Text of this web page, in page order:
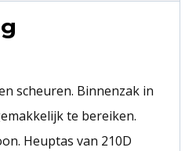
scheuren. Binnenzak in
te bereiken.
Heuptas van 210D